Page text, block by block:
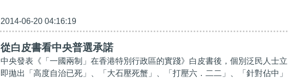
2014-06-20 04:16:19
從白皮書看中央普選承諾
中央發表《「一國兩制」在香港特別行政區的實踐》白皮書後，個別泛民人士立
即拋出「高度自治已死」、「大石壓死蟹」、「打壓六．二二」、「針對佔中」